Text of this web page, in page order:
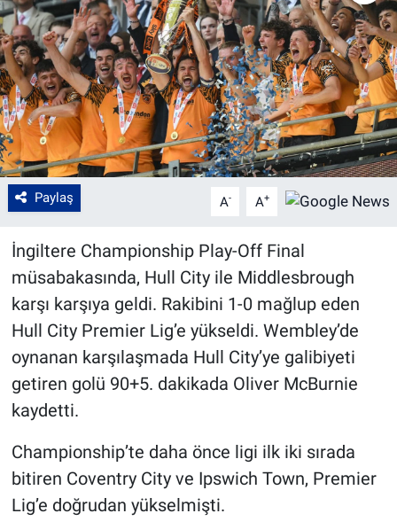
Paylaş A- A+
İngiltere Championship Play-Off Final
müsabakasında, Hull City ile Middlesbrough
karşı karşıya geldi. Rakibini 1-0 mağlup eden
Hull City Premier Lig’e yükseldi. Wembley’de
oynanan karşılaşmada Hull City’ye galibiyeti
getiren golü 90+5. dakikada Oliver McBurnie
kaydetti.
Championship’te daha önce ligi ilk iki sırada
bitiren Coventry City ve Ipswich Town, Premier
Lig’e doğrudan yükselmişti.